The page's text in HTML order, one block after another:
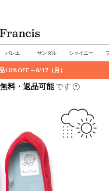
バレエ サンダル シャイニー
10％OFF ～8/17（月）
料・返品可能です